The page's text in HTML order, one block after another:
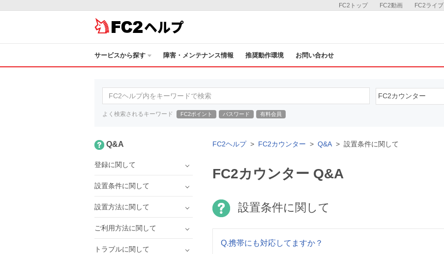
FC2ライブ
FC2動画
FC2トップ
ヘルプ
サービスから探す 障害・メンテナンス情報 推奨動作環境 お問い合わせ
よく検索されるキーワード FC2ポイント パスワード 有料会員
FC2ヘルプ FC2カウンター Q&A 設置条件に関して
FC2カウンター Q&A
設置条件に関して
Q.携帯にも対応してますか？
Q&A
登録に関して
設置条件に関して
設置方法に関して
ご利用方法に関して
トラブルに関して